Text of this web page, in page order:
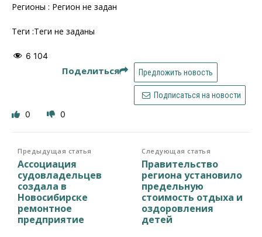
Регионы : Регион не задан
Теги :Теги не заданы
6 104
Поделиться Предложить новость
Подписаться на новости
0 0
Предыдущая статья
Ассоциация
судовладельцев
создала в
Новосибирске
ремонтное
предприятие
Следующая статья
Правительство
региона установило
предельную
стоимость отдыха и
оздоровления
детей